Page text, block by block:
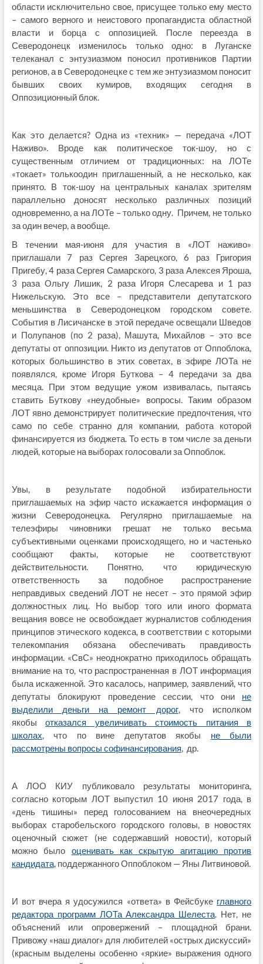
области исключительно свое, присущее только ему место
– самого верного и неистового пропагандиста областной
власти и борца с оппозицией. После переезда в
Северодонецк изменилось только одно: в Луганске
телеканал с энтузиазмом поносил противников Партии
регионов, а в Северодонецке с тем же энтузиазмом поносит
бывших своих кумиров, входящих сегодня в
Оппозиционный блок.
Как это делается? Одна из «техник» — передача «ЛОТ
Наживо». Вроде как политическое ток-шоу, но с
существенным отличием от традиционных: на ЛОТе
«токает» толькоодин приглашенный, а не несколько, как
принято. В ток-шоу на центральных каналах зрителям
параллельно доносят несколько различных позиций
одновременно, а на ЛОТе – только одну. Причем, не только
за один вечер, а вообще.
В течении мая-июня для участия в «ЛОТ наживо»
приглашали 7 раз Сергея Зарецкого, 6 раз Григория
Пригебу, 4 раза Сергея Самарского, 3 раза Алексея Яроша,
3 раза Ольгу Лишик, 2 раза Игоря Слесарева и 1 раз
Нижельскую. Это все – представители депутатского
меньшинства в Северодонецком городском совете.
События в Лисичанске в этой передаче освещали Шведов
и Полупанов (по 2 раза), Машута, Михайлов – это все
депутаты от оппозиции. Никто из депутатов от Оппоблока,
которых большинство в этих советах, в эфире ЛОТа не
появлялся, кроме Игоря Буткова – 4 передачи за два
месяца. При этом ведущие ужом извивалась, пытаясь
ставить Буткову «неудобные» вопросы. Таким образом
ЛОТ явно демонстрирует политические предпочтения, что
само по себе странно для компании, работа которой
финансируется из бюджета. То есть в том числе за деньги
людей, которые на выборах голосовали за Оппоблок.
Увы, в результате подобной избирательности
приглашаемых на эфир часто искажается информация о
жизни Северодонецка. Регулярно приглашаемые на
телеэфиры чиновники грешат не только весьма
субъективными оценками происходящего, но и частенько
сообщают факты, которые не соответствуют
действительности. Понятно, что юридическую
ответственность за подобное распространение
неправдивых сведений ЛОТ не несет – это прямой эфир
должностных лиц. Но выбор того или иного формата
вещания вовсе не освобождает журналистов соблюдения
принципов этического кодекса, в соответствии с которыми
телекомпания обязана обеспечивать правдивость
информации. «СвС» неоднократно приходилось обращать
внимание на то, что распространенная в ЛОТ информация
была искаженной. Это касалось, например, заявлений, что
депутаты блокируют проведение сессии, что они не
выделили деньги на ремонт дорог, что исполком
якобыотказался увеличивать стоимость питания в
школах, что по вине депутатов якобы не были
рассмотрены вопросы софинансирования, др.
А ЛОО КИУ публиковало результаты мониторинга,
согласно которым ЛОТ выпустил 10 июня 2017 года, в
«день тишины» перед голосованием на внеочередных
выборах старобельского городского головы, в новостях
оценочный сюжет (не содержавший новости), который
можно было оценивать как скрытую агитацию против
кандидата, поддержанного Оппоблоком — Яны Литвиновой.
И вот вчера я удосужился «ответа» в Фейсбуке главного
редактора программ ЛОТа Александра Шелеста. Нет, не
объяснений или опровержений – площадной брани.
Привожу «наш диалог» для любителей «острых дискуссий»
(красным выделены особенно «яркие» выражения одного